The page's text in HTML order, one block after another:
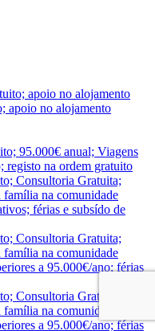
apoio no alojamento
apoio no alojamento
95.000€ anual; Viagens
registo na ordem gratuito
Consultoria Gratuita;
família na comunidade
férias e subsído de
Consultoria Gratuita;
família na comunidade
a 95.000€/ano; férias
Consultoria Gratuita;
na comunidade
a 95.000€/ano; férias